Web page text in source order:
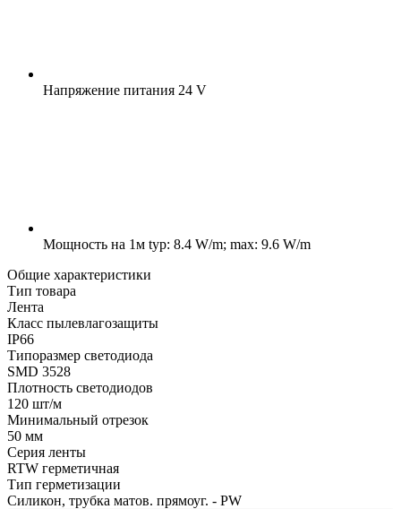
Напряжение питания 24 V
Мощность на 1м typ: 8.4 W/m; max: 9.6 W/m
Общие характеристики
Тип товара
Лента
Класс пылевлагозащиты
IP66
Типоразмер светодиода
SMD 3528
Плотность светодиодов
120 шт/м
Минимальный отрезок
50 мм
Серия ленты
RTW герметичная
Тип герметизации
Силикон, трубка матов. прямоуг. - PW